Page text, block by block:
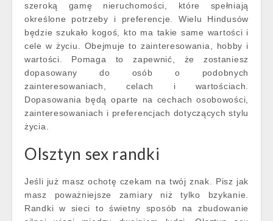
szeroką gamę nieruchomości, które spełniają
określone potrzeby i preferencje. Wielu Hindusów
będzie szukało kogoś, kto ma takie same wartości i
cele w życiu. Obejmuje to zainteresowania, hobby i
wartości. Pomaga to zapewnić, że zostaniesz
dopasowany do osób o podobnych
zainteresowaniach, celach i wartościach.
Dopasowania będą oparte na cechach osobowości,
zainteresowaniach i preferencjach dotyczących stylu
życia.
Olsztyn sex randki
Jeśli już masz ochotę czekam na twój znak. Pisz jak
masz poważniejsze zamiary niż tylko bzykanie.
Randki w sieci to świetny sposób na zbudowanie